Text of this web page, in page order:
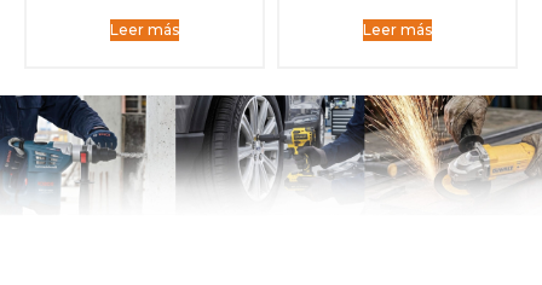
Leer más Leer más